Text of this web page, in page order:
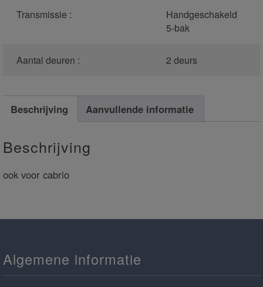
Transmissie :
Handgeschakeld
5-bak
Aantal deuren : 2 deurs
Beschrijving Aanvullende informatie
Beschrijving
ook voor cabrio
Algemene informatie